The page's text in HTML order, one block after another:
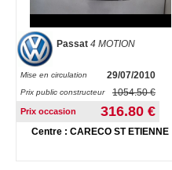
Passat 4 MOTION
Mise en circulation 29/07/2010
Prix public constructeur 1054.50 €
Prix occasion 316.80 €
Centre : CARECO ST ETIENNE